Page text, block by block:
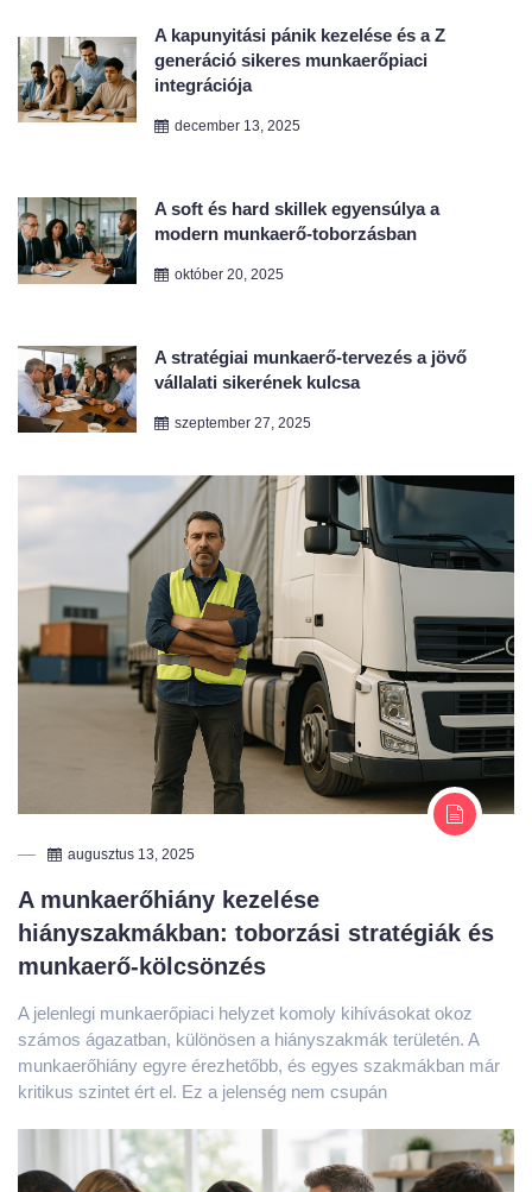
december 13, 2025
A soft és hard skillek egyensúlya a
A stratégiai munkaerő-tervezés a jövő
augusztus 13, 2025
A munkaerőhiány kezelése
hiányszakmákban: toborzási stratégiák és
A jelenlegi munkaerőpiaci helyzet komoly kihívásokat okoz
számos ágazatban, különösen a hiányszakmák területén. A
munkaerőhiány egyre érezhetőbb, és egyes szakmákban már
kritikus szintet ért el. Ez a jelenség nem csupán